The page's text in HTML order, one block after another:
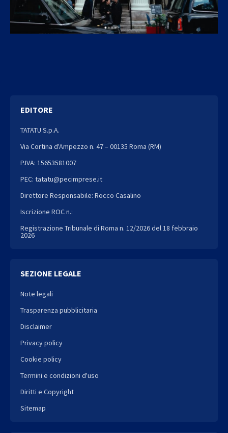
EDITORE
TATATU S.p.A.
Via Cortina d'Ampezzo n. 47 – 00135 Roma (RM)
P.IVA: 15653581007
PEC: tatatu@pecimprese.it
Direttore Responsabile: Rocco Casalino
Iscrizione ROC n.:
Registrazione Tribunale di Roma n. 12/2026 del 18 febbraio
2026
SEZIONE LEGALE
Note legali
Trasparenza pubblicitaria
Disclaimer
Privacy policy
Cookie policy
Termini e condizioni d'uso
Diritti e Copyright
Sitemap